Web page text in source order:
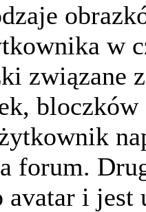
w
związane
forum.
avatar i jest